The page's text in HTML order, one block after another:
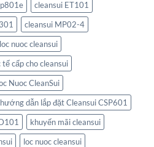
cleansui ET101
cleansui MP02-4
nuoc cleansui
cấp cho cleansui
Nuoc CleanSui
hướng dẫn lắp đặt Cleansui CSP601
khuyến mãi cleansui
loc nuoc cleansui